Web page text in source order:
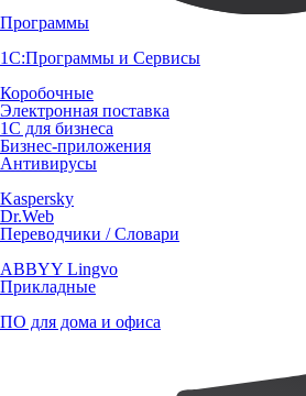
Программы
1С:Программы и Сервисы
Коробочные
Электронная поставка
1С для бизнеса
Бизнес-приложения
Антивирусы
Kaspersky
Dr.Web
Переводчики / Словари
ABBYY Lingvo
Прикладные
ПО для дома и офиса